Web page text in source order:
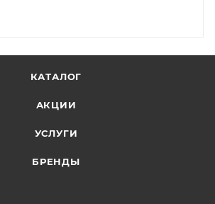
КАТАЛОГ
АКЦИИ
УСЛУГИ
БРЕНДЫ